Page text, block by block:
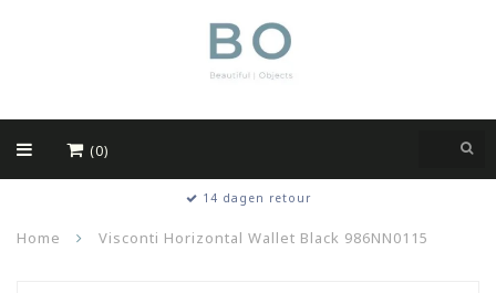
(0)
14 dagen retour
Home Visconti Horizontal Wallet Black 986NN0115